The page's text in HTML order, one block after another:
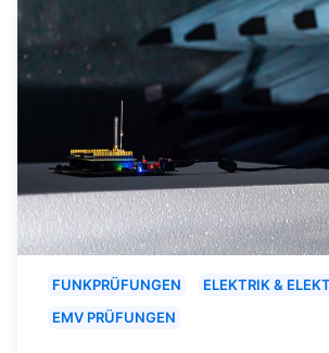
FUNKPRÜFUNGEN
ELEKTRIK &
EMV PRÜFUNGEN